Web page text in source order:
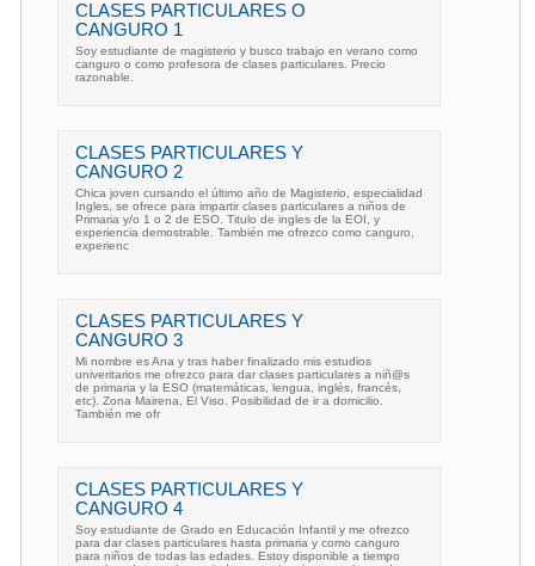
CLASES PARTICULARES O
CANGURO 1
Soy estudiante de magisterio y busco trabajo en verano como
canguro o como profesora de clases particulares. Precio
razonable.
CLASES PARTICULARES Y
CANGURO 2
Chica joven cursando el último año de Magisterio, especialidad
Ingles, se ofrece para impartir clases particulares a niños de
Primaria y/o 1 o 2 de ESO. Titulo de ingles de la EOI, y
experiencia demostrable. También me ofrezco como canguro,
experienc
CLASES PARTICULARES Y
CANGURO 3
Mi nombre es Ana y tras haber finalizado mis estudios
univeritarios me ofrezco para dar clases particulares a niñ@s
de primaria y la ESO (matemáticas, lengua, inglés, francés,
etc). Zona Mairena, El Viso. Posibilidad de ir a domicilio.
También me ofr
CLASES PARTICULARES Y
CANGURO 4
Soy estudiante de Grado en Educación Infantil y me ofrezco
para dar clases particulares hasta primaria y como canguro
para niños de todas las edades. Estoy disponible a tiempo